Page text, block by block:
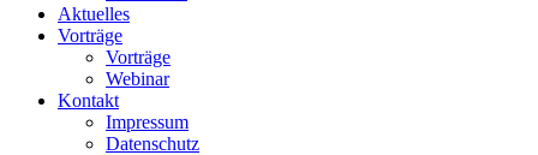
Aktuelles
Vorträge
Vorträge
Webinar
Kontakt
Impressum
Datenschutz